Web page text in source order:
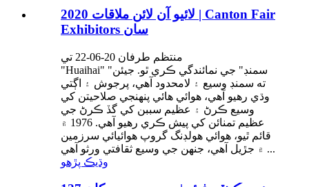
2020 لائيو آن لائن ملاقات | Canton Fair
Exhibitors سان
منتظم طرفان 20-06-22 تي
"Huaihai" "سمنڊ" جي نمائندگي ڪري ٿو. جيئن
ته سمنڊ وسيع ۽ لامحدود آهي، پرجوش ۽ اڳتي
وڌي رهيو آهي، هوائي هائي پنهنجي صلاحيتن کي
وسيع ڪرڻ ۽ عظيم سببن کي گڏ ڪرڻ جي
عظيم تمنائن کي پيش ڪري رهيو آهي. 1976 ۾
قائم ٿيو، هوائي هولڊنگ گروپ هوائيائي سرزمين
۾ جڙيل آهي، جنهن جي وسيع ثقافتي ورثو آهي ...
وڌيڪ پڙهو